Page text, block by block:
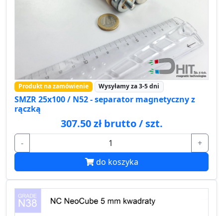
Produkt na zamówienie Wysyłamy za 3-5 dni
SMZR 25x100 / N52 - separator magnetyczny z
rączką
307.50 zł brutto / szt.
-
+
do koszyka